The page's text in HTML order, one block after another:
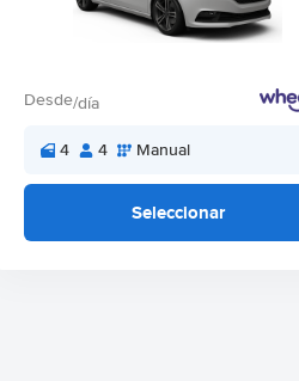
Desde/día
4 4 Manual
Seleccionar